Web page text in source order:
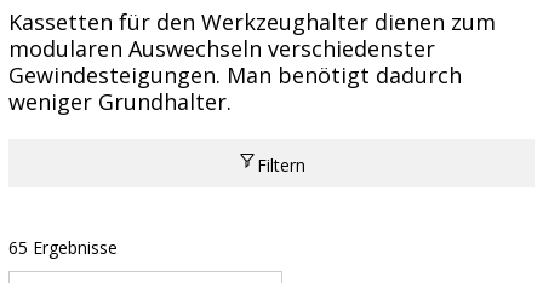
Kassetten für den Werkzeughalter dienen zum
modularen Auswechseln verschiedenster
Gewindesteigungen. Man benötigt dadurch
weniger Grundhalter.
Filtern
65 Ergebnisse